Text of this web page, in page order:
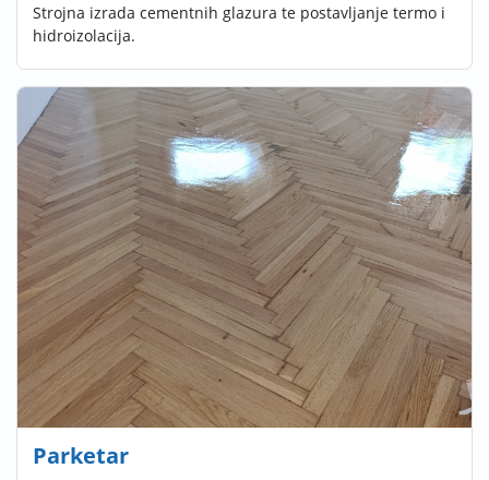
Strojna izrada cementnih glazura te postavljanje termo i
hidroizolacija.
Parketar